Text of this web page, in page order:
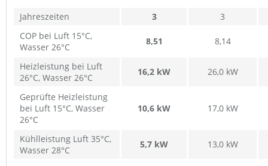
Jahreszeiten 3
3
COP bei Luft 15°C,
Wasser 26°C
8,51 8,14
Heizleistung bei Luft
26°C, Wasser 26°C
16,2 kW 26,0 kW
Geprüfte Heizleistung
bei Luft 15°C, Wasser
26°C
10,6 kW 17,0 kW
Kühlleistung Luft 35°C,
Wasser 28°C
5,7 kW 13,0 kW